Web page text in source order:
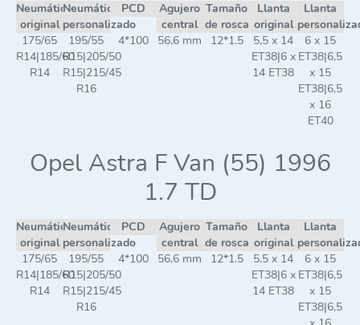
Neumático
original
Neumático
personalizado
PCD
Agujero
central
Tamaño
de rosca
Llanta
original
Llanta
175/65
R14|185/60
R14
195/55
R15|205/50
R15|215/45
R16
4*100 56,6 mm 12*1.5
5,5 x 14
ET38|6 x
14 ET38
6 x 15
ET38|6,5
x 15
ET38|6,5
x 16
ET40
Opel Astra F Van (55) 1996
1.7 TD
Neumático
original
Neumático
personalizado
PCD
Agujero
central
Tamaño
de rosca
Llanta
original
Llanta
175/65
R14|185/60
R14
195/55
R15|205/50
R15|215/45
R16
4*100 56,6 mm 12*1.5
5,5 x 14
ET38|6 x
14 ET38
6 x 15
ET38|6,5
x 15
ET38|6,5